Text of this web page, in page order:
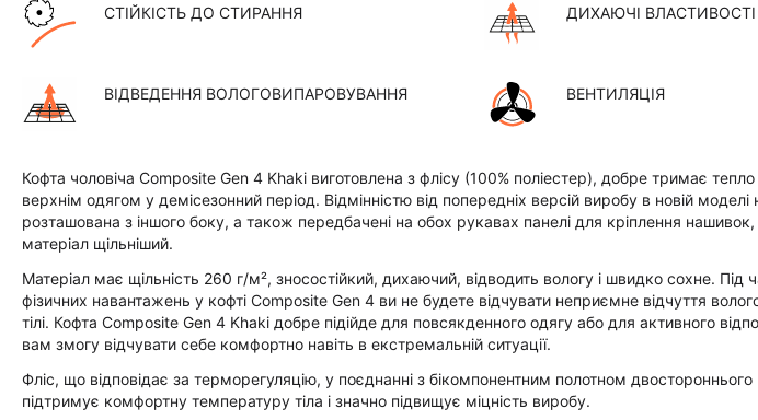
СТІЙКІСТЬ ДО СТИРАННЯ ДИХАЮЧІ ВЛАСТИВОСТІ
ВІДВЕДЕННЯ ВОЛОГОВИПАРОВУВАННЯ ВЕНТИЛЯЦІЯ
Кофта чоловіча Composite Gen 4 Khaki виготовлена з флісу (100% поліестер), добре тримає
верхнім одягом у демісезонний період. Відмінністю від попередніх версій виробу в новій
розташована з іншого боку, а також передбачені на обох рукавах панелі для кріплення нашивок,
матеріал щільніший.
Матеріал має щільність 260 г/м², зносостійкий, дихаючий, відводить вологу і швидко сохне. Під
фізичних навантажень у кофті Composite Gen 4 ви не будете відчувати неприємне відчуття
тілі. Кофта Composite Gen 4 Khaki добре підійде для повсякденного одягу або для активного
вам змогу відчувати себе комфортно навіть в екстремальній ситуації.
Фліс, що відповідає за терморегуляцію, у поєднанні з бікомпонентним полотном
підтримує комфортну температуру тіла і значно підвищує міцність виробу.